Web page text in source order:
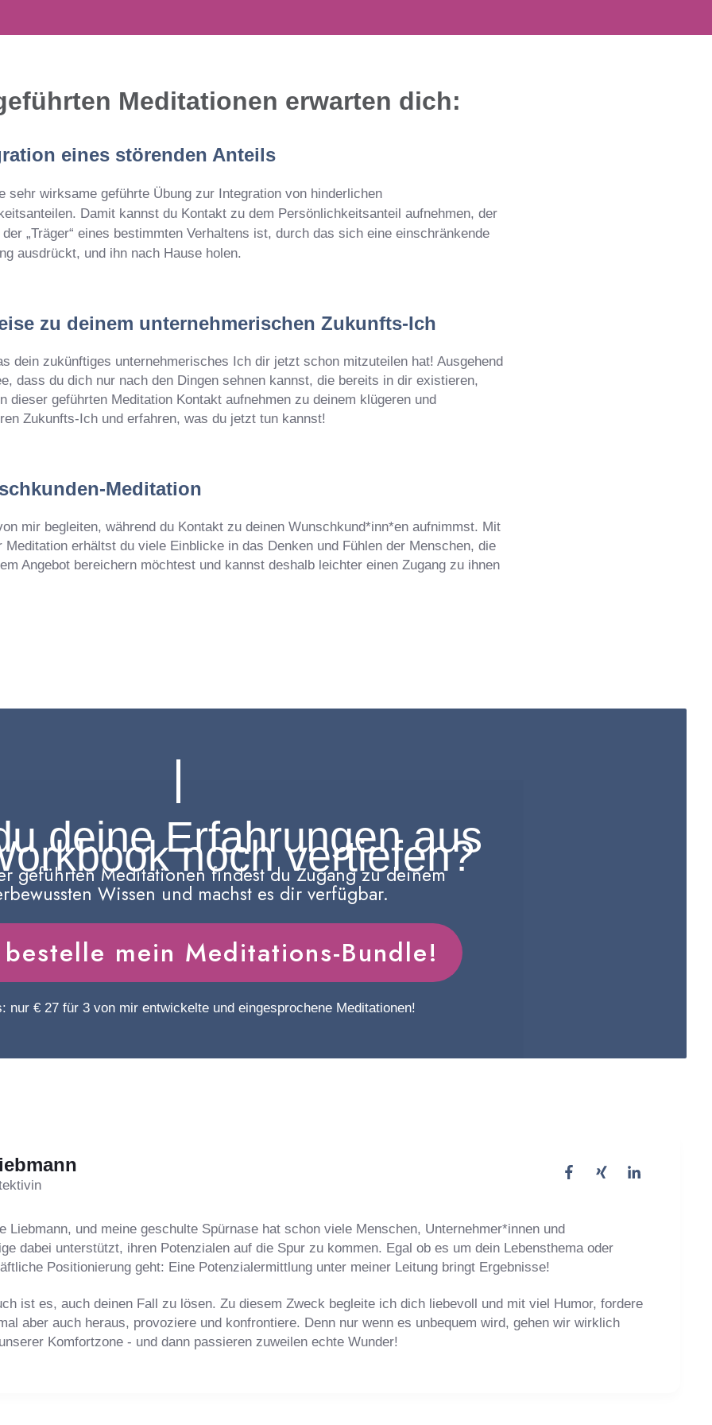
Meditationen erwarten dich:
eines störenden Anteils
sehr wirksame geführte Übung zur Integration von hinderlichen
Damit kannst du Kontakt zu dem Persönlichkeitsanteil aufnehmen, der
„Träger“ eines bestimmten Verhaltens ist, durch das sich eine einschränkende
ausdrückt, und ihn nach Hause holen.
zu deinem unternehmerischen Zukunfts-Ich
dein zukünftiges unternehmerisches Ich dir jetzt schon mitzuteilen hat! Ausgehend
dass du dich nur nach den Dingen sehnen kannst, die bereits in dir existieren,
dieser geführten Meditation Kontakt aufnehmen zu deinem klügeren und
Zukunfts-Ich und erfahren, was du jetzt tun kannst!
Meditation
mir begleiten, während du Kontakt zu deinen Wunschkund*inn*en aufnimmst. Mit
Meditation erhältst du viele Einblicke in das Denken und Fühlen der Menschen, die
Angebot bereichern möchtest und kannst deshalb leichter einen Zugang zu ihnen
deine Erfahrungen aus
noch vertiefen?
geführten Meditationen findest du Zugang zu deinem
Wissen und machst es dir verfügbar.
bestelle mein Meditations-Bundle!
nur € 27 für 3 von mir entwickelte und eingesprochene Meditationen!
Liebmann, und meine geschulte Spürnase hat schon viele Menschen, Unternehmer*innen und
dabei unterstützt, ihren Potenzialen auf die Spur zu kommen. Egal ob es um dein Lebensthema oder
Positionierung geht: Eine Potenzialermittlung unter meiner Leitung bringt Ergebnisse!
ist es, auch deinen Fall zu lösen. Zu diesem Zweck begleite ich dich liebevoll und mit viel Humor, fordere
aber auch heraus, provoziere und konfrontiere. Denn nur wenn es unbequem wird, gehen wir wirklich
Komfortzone - und dann passieren zuweilen echte Wunder!